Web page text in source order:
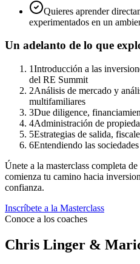
Quieres aprender
experimentados en un
Un adelanto de lo que
1Introducción a las
del RE Summit
2Análisis de mercado y
multifamiliares
3Due diligence,
4Administración de
5Estrategias de salida,
6Entendiendo las
Únete a la masterclass completa
comienza tu camino hacia
confianza.
Inscríbete a la Masterclass
Conoce a los coaches
Chris Linger &